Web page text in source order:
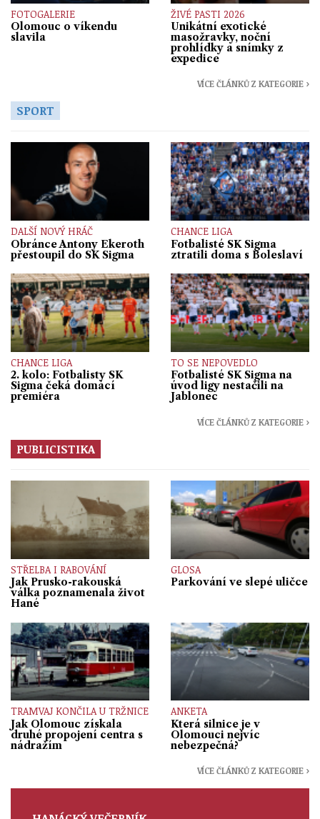
FOTOGALERIE
Olomouc o víkendu
slavila
ŽIVÉ PASTI 2026
Unikátní exotické
masožravky, noční
prohlídky a snímky z
expedice
VÍCE ČLÁNKŮ Z KATEGORIE ›
SPORT
DALŠÍ NOVÝ HRÁČ
Obránce Antony Ekeroth
přestoupil do SK Sigma
CHANCE LIGA
Fotbalisté SK Sigma
ztratili doma s Boleslaví
CHANCE LIGA
2. kolo: Fotbalisty SK
Sigma čeká domácí
premiéra
TO SE NEPOVEDLO
Fotbalisté SK Sigma na
úvod ligy nestačili na
Jablonec
VÍCE ČLÁNKŮ Z KATEGORIE ›
PUBLICISTIKA
STŘELBA I RABOVÁNÍ
Jak Prusko-rakouská
válka poznamenala život
Hané
GLOSA
Parkování ve slepé uličce
TRAMVAJ KONČILA U TRŽNICE
Jak Olomouc získala
druhé propojení centra s
nádražím
ANKETA
Která silnice je v
Olomouci nejvíc
nebezpečná?
VÍCE ČLÁNKŮ Z KATEGORIE ›